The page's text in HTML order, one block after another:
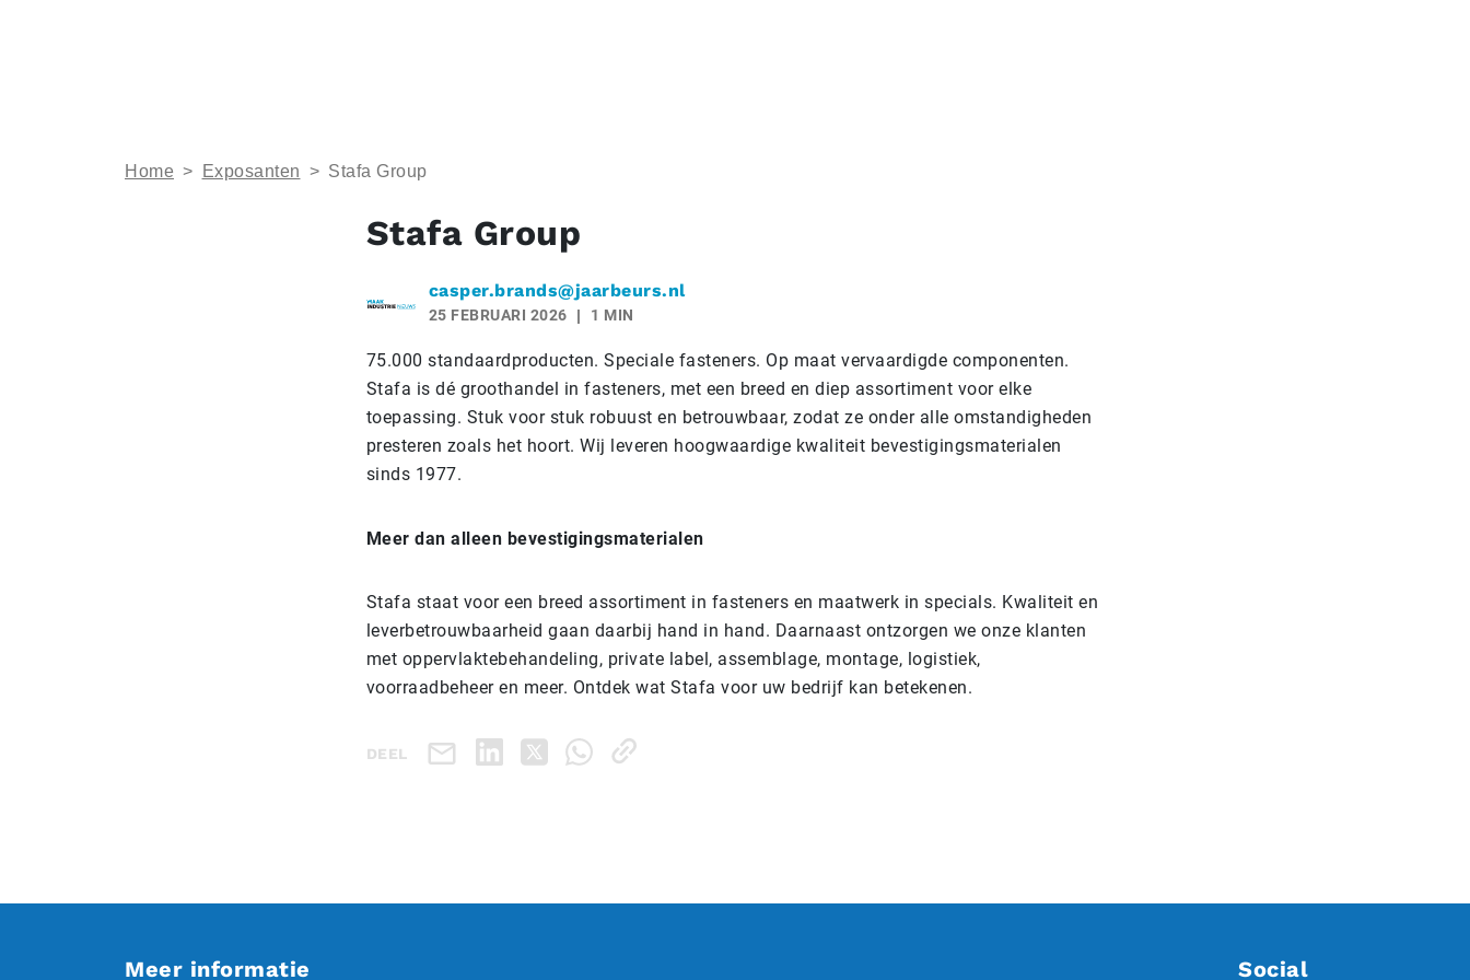
Home > Exposanten > Stafa Group
Stafa Group
casper.brands@jaarbeurs.nl
25 FEBRUARI 2026 1 MIN
75.000 standaardproducten. Speciale fasteners. Op maat vervaardigde componenten.
Stafa is dé groothandel in fasteners, met een breed en diep assortiment voor elke
toepassing. Stuk voor stuk robuust en betrouwbaar, zodat ze onder alle omstandigheden
presteren zoals het hoort. Wij leveren hoogwaardige kwaliteit bevestigingsmaterialen
sinds 1977.
Meer dan alleen bevestigingsmaterialen
Stafa staat voor een breed assortiment in fasteners en maatwerk in specials. Kwaliteit en
leverbetrouwbaarheid gaan daarbij hand in hand. Daarnaast ontzorgen we onze klanten
met oppervlaktebehandeling, private label, assemblage, montage, logistiek,
voorraadbeheer en meer. Ontdek wat Stafa voor uw bedrijf kan betekenen.
DEEL
Meer informatie Social